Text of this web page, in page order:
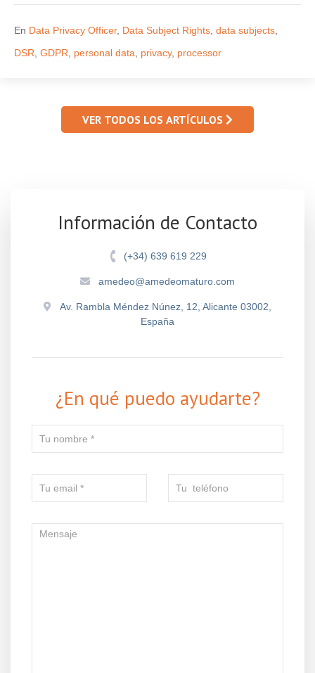
En Data Privacy Officer, Data Subject Rights data subjects
DSR GDPR personal data privacy, processor
VER TODOS LOS ARTÍCULOS
Información de Contacto
(+34) 639 619 229
amedeo@amedeomaturo.com
Av. Rambla Méndez Núnez, 12, Alicante 03002,
España
¿En qué puedo ayudarte?